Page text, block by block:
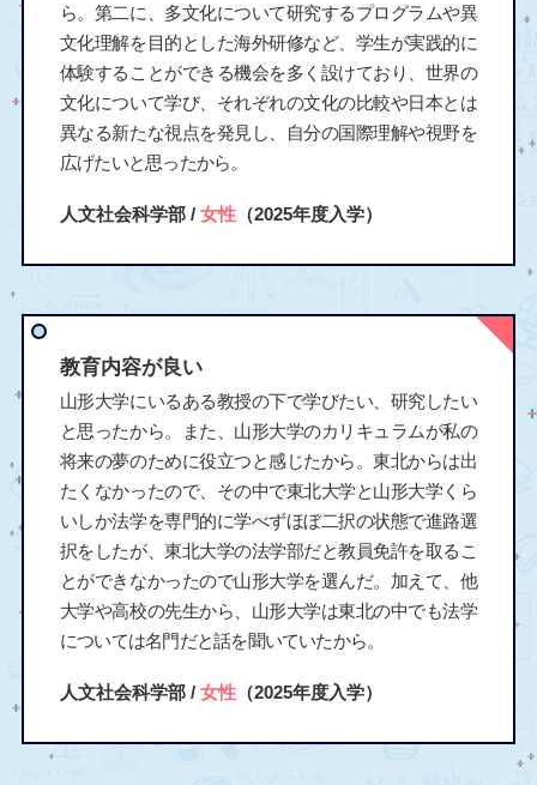
ら。第二に、多文化について研究するプログラムや異
文化理解を目的とした海外研修など、学生が実践的に
体験することができる機会を多く設けており、世界の
文化について学び、それぞれの文化の比較や日本とは
異なる新たな視点を発見し、自分の国際理解や視野を
広げたいと思ったから。
人文社会科学部 / 女性（2025年度入学）
教育内容が良い
山形大学にいるある教授の下で学びたい、研究したい
と思ったから。また、山形大学のカリキュラムが私の
将来の夢のために役立つと感じたから。東北からは出
たくなかったので、その中で東北大学と山形大学くら
いしか法学を専門的に学べずほぼ二択の状態で進路選
択をしたが、東北大学の法学部だと教員免許を取るこ
とができなかったので山形大学を選んだ。加えて、他
大学や高校の先生から、山形大学は東北の中でも法学
については名門だと話を聞いていたから。
人文社会科学部 / 女性（2025年度入学）